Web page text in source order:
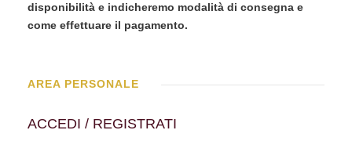
disponibilità e indicheremo modalità di consegna e
come effettuare il pagamento.
AREA PERSONALE
ACCEDI / REGISTRATI